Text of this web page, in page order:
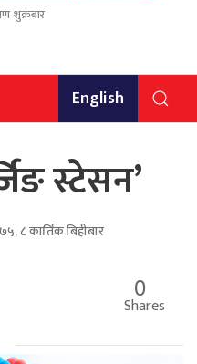
शुक्रबार
English
स्टेसन’
८ कार्तिक बिहीबार
0
Shares